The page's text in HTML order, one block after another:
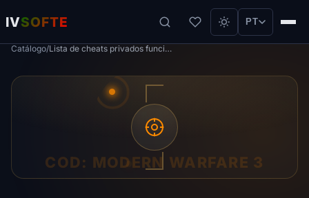
IVSOFTE PT
Catálogo/ Lista de cheats privados funcionais para Call of Duty: Modern Warfare 3
COD: MODERN WARFARE 3